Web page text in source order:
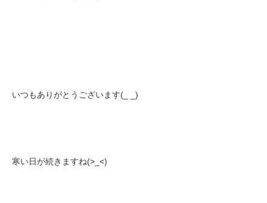
いつもありがとうございます(_ _)
寒い日が続きますね(>_<)